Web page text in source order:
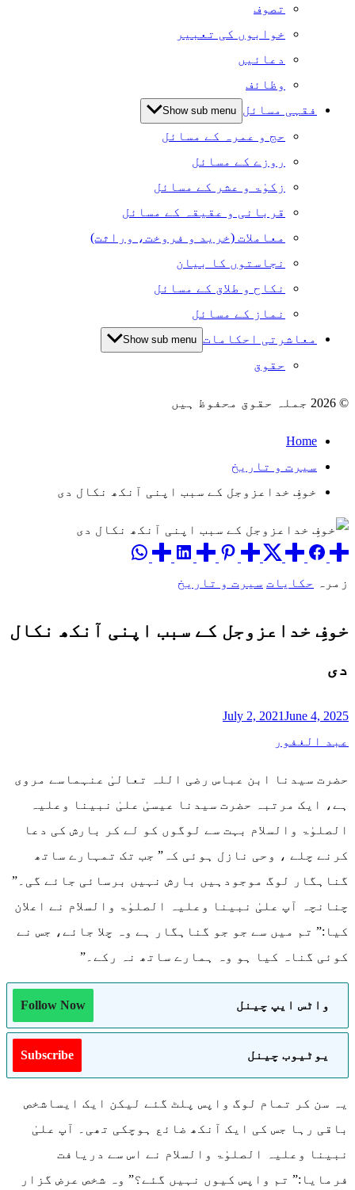
تصوف
خوابوں کی تعبیر
دعائیں
وظائف
فقہی مسائل Show sub menu
حج و عمرہ کے مسائل
روزے کے مسائل
زکوٰۃ و عشر کے مسائل
قربانی و عقیقہ کے مسائل
معاملات (خرید و فروخت، وراثت)
نجاستوں کا بیان
نکاح و طلاق کے مسائل
نماز کے مسائل
معاشرتی احکامات Show sub menu
حقوق
© 2026 جملہ حقوق محفوظ ہیں
Home
سیرت و تاریخ
خوفِ خداعزوجل کے سبب اپنی آنکھ نکال دی
زمرہ حکایات سیرت و تاریخ
خوفِ خداعزوجل کے سبب اپنی آنکھ نکال
دی
July 2, 2021June 4, 2025
عبد الغفور
حضرت سیدنا ابن عباس رضی اللہ تعالیٰ عنہماسے مروی
ہے، ایک مرتبہ حضرت سیدنا عیسیٰ علیٰ نبینا وعلیہ
الصلوٰۃ والسلام بہت سے لوگوں کو لے کر بارش کی دعا
کرنے چلے ، وحی نازل ہوئی کہ” جب تک تمہارے ساتھ
گناہگار لوگ موجودہیں بارش نہیں برسائی جائے گی۔”
چنانچہ آپ علیٰ نبینا وعلیہ الصلوٰۃ والسلام نے اعلان
کیا:” تم میں سے جو جو گناہگار ہے وہ چلا جائے، جس نے
کوئی گناہ کیا ہو وہ ہمارے ساتھ نہ رکے۔”
واٹس ایپ چینل Follow Now
یوٹیوب چینل Subscribe
یہ سن کر تمام لوگ واپس پلٹ گئے لیکن ایک ایساشخص
باقی رہا جس کی ایک آنکھ ضائع ہوچکی تھی۔ آپ علیٰ
نبینا وعلیہ الصلوٰۃ والسلام نے اس سے دریافت
فرمایا:” تم واپس کیوں نہیں گئے؟” وہ شخص عرض گزار